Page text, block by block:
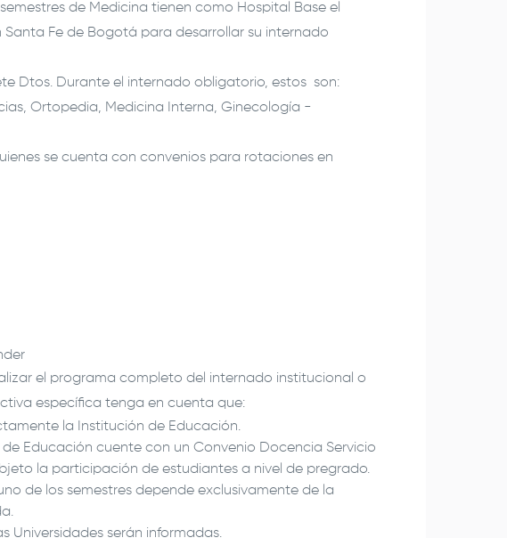
de Medicina tienen como Hospital Base el
Santa Fe de Bogotá para desarrollar su internado
Dtos. Durante el internado obligatorio, estos son:
Ortopedia, Medicina Interna, Ginecología -
se cuenta con convenios para rotaciones en
el programa completo del internado institucional o
específica tenga en cuenta que:
la Institución de Educación.
Educación cuente con un Convenio Docencia Servicio
la participación de estudiantes a nivel de pregrado.
de los semestres depende exclusivamente de la
Universidades serán informadas.